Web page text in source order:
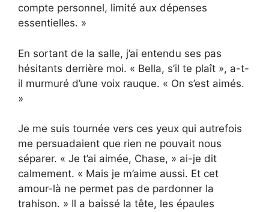
compte personnel, limité aux dépenses
essentielles. »
En sortant de la salle, j’ai entendu ses pas
hésitants derrière moi. « Bella, s’il te plaît », a-t-
il murmuré d’une voix rauque. « On s’est aimés.
»
Je me suis tournée vers ces yeux qui autrefois
me persuadaient que rien ne pouvait nous
séparer. « Je t’ai aimée, Chase, » ai-je dit
calmement. « Mais je m’aime aussi. Et cet
amour-là ne permet pas de pardonner la
trahison. » Il a baissé la tête, les épaules